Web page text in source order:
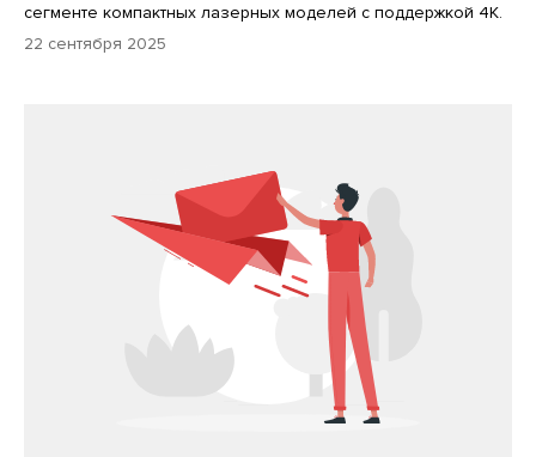
сегменте компактных лазерных моделей с поддержкой 4К.
22 сентября 2025